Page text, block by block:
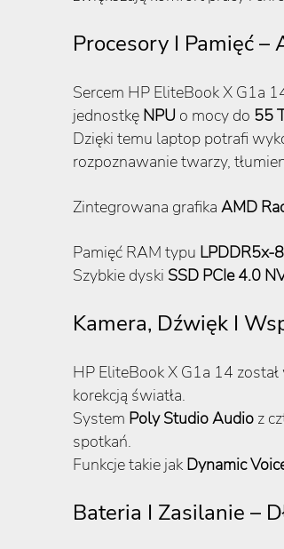
Procesory I Pamięć
Sercem HP EliteBook X G1a
jednostkę NPU o mocy do 55
Dzięki temu laptop potrafi
rozpoznawanie twarzy,
Zintegrowana grafika AMD
Pamięć RAM typu LPDDR5x-
Szybkie dyski SSD PCIe 4.0
Kamera, Dźwięk I
HP EliteBook X G1a 14
korekcją światła.
System Poly Studio Audio z
spotkań.
Funkcje takie jak Dynamic
Bateria I Zasilanie –